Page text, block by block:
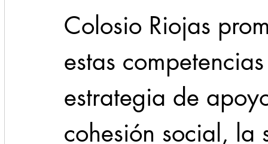
Colosio Riojas
estas
estrategia de
cohesión social,